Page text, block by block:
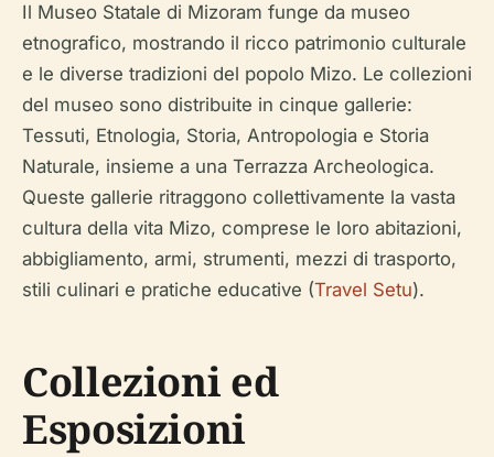
Il Museo Statale di Mizoram funge da museo
etnografico, mostrando il ricco patrimonio culturale
e le diverse tradizioni del popolo Mizo. Le collezioni
del museo sono distribuite in cinque gallerie:
Tessuti, Etnologia, Storia, Antropologia e Storia
Naturale, insieme a una Terrazza Archeologica.
Queste gallerie ritraggono collettivamente la vasta
cultura della vita Mizo, comprese le loro abitazioni,
abbigliamento, armi, strumenti, mezzi di trasporto,
stili culinari e pratiche educative (Travel Setu).
Collezioni ed
Esposizioni